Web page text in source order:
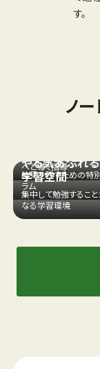
す。
ノ
へと導く指導
結果を残すための特
ラム
やる気あふれる
学習空間
集中して勉強すること
なる学習環境